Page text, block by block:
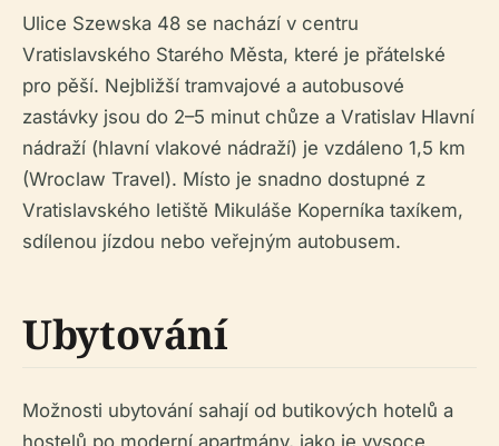
Ulice Szewska 48 se nachází v centru
Vratislavského Starého Města, které je přátelské
pro pěší. Nejbližší tramvajové a autobusové
zastávky jsou do 2–5 minut chůze a Vratislav Hlavní
nádraží (hlavní vlakové nádraží) je vzdáleno 1,5 km
(Wroclaw Travel). Místo je snadno dostupné z
Vratislavského letiště Mikuláše Koperníka taxíkem,
sdílenou jízdou nebo veřejným autobusem.
Ubytování
Možnosti ubytování sahají od butikových hotelů a